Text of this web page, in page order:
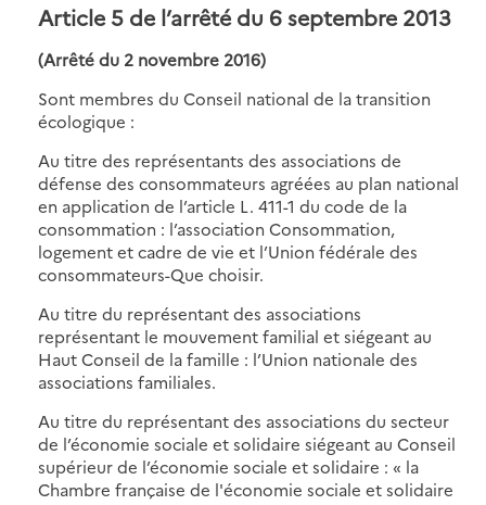
Article 5 de l’arrêté du 6 septembre 2013
(Arrêté du 2 novembre 2016)
Sont membres du Conseil national de la transition
écologique :
Au titre des représentants des associations de
défense des consommateurs agréées au plan national
en application de l’article L. 411-1 du code de la
consommation : l’association Consommation,
logement et cadre de vie et l’Union fédérale des
consommateurs-Que choisir.
Au titre du représentant des associations
représentant le mouvement familial et siégeant au
Haut Conseil de la famille : l’Union nationale des
associations familiales.
Au titre du représentant des associations du secteur
de l’économie sociale et solidaire siégeant au Conseil
supérieur de l’économie sociale et solidaire : « la
Chambre française de l'économie sociale et solidaire